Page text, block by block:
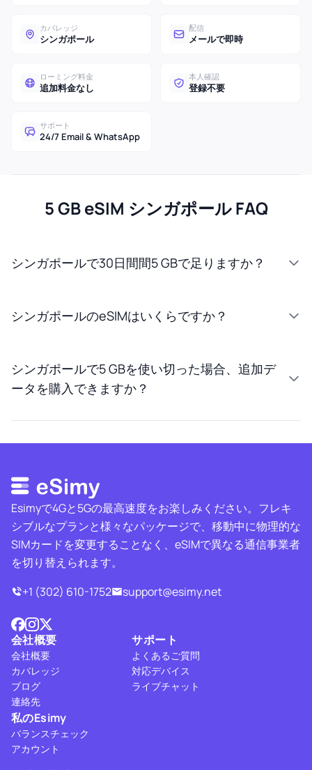
カバレッジ
シンガポール
配信
メールで即時
ローミング料金
追加料金なし
本人確認
登録不要
サポート
24/7 Email & WhatsApp
5 GB eSIM シンガポール FAQ
シンガポールで30日間間5 GBで足りますか？
シンガポールのeSIMはいくらですか？
シンガポールで5 GBを使い切った場合、追加デ
ータを購入できますか？
Esimyで4Gと5Gの最高速度をお楽しみください。フレキ
シブルなプランと様々なパッケージで、移動中に物理的な
SIMカードを変更することなく、eSIMで異なる通信事業者
を切り替えられます。
+1 (302) 610-1752
support@esimy.net
会社概要
会社概要
カバレッジ
ブログ
連絡先
サポート
よくあるご質問
対応デバイス
ライブチャット
私のEsimy
バランスチェック
アカウント